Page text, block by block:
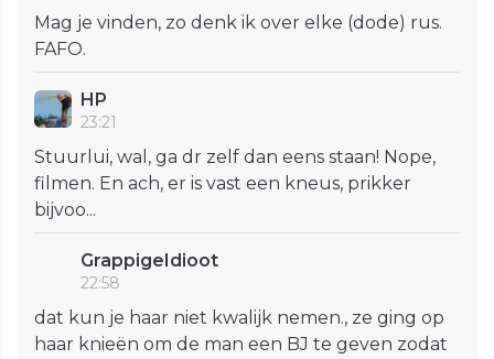
Mag je vinden, zo denk ik over elke (dode) rus.
FAFO.
HP
23:21
Stuurlui, wal, ga dr zelf dan eens staan! Nope,
filmen. En ach, er is vast een kneus, prikker
bijvoo...
GrappigeIdioot
22:58
dat kun je haar niet kwalijk nemen., ze ging op
haar knieën om de man een BJ te geven zodat